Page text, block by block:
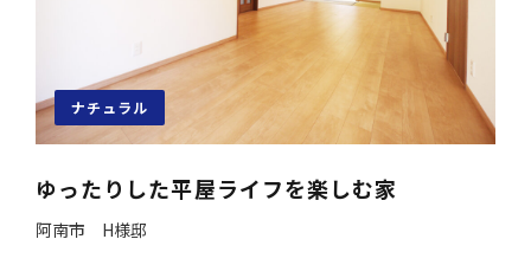
ナチュラル
ゆったりした平屋ライフを楽しむ家
阿南市 H様邸